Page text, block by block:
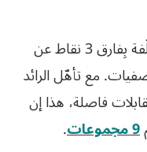
متخلّفة بِفارق 3 نقاط عن
التصفيات. مع تأهّل الرائد
فاصلة، هذا إن
9 مجموعات
.